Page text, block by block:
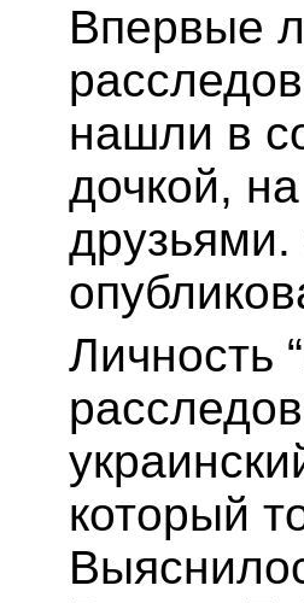
Впервые
нашли в
дочкой,
Личность
который